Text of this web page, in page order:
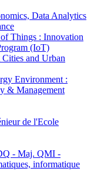
Data Analytics
Things : Innovation
(IoT)
and Urban
Environment :
& Management
de l'Ecole
- Maj. QMI -
informatique